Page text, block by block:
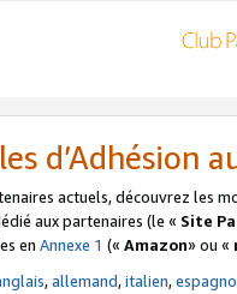
d’Adhésion
actuels, découvrez les
aux partenaires (le « Site
en Annexe 1 (« Amazon» ou «
,allemand,italien,